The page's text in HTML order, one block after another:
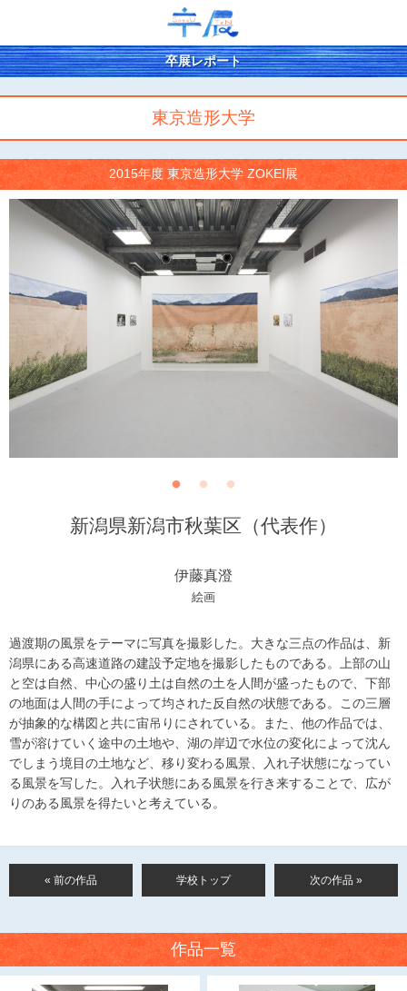
卒展レポート
東京造形大学
2015年度 東京造形大学 ZOKEI展
新潟県新潟市秋葉区（代表作）
伊藤真澄
絵画
過渡期の風景をテーマに写真を撮影した。大きな三点の作品は、新
潟県にある高速道路の建設予定地を撮影したものである。上部の山
と空は自然、中心の盛り土は自然の土を人間が盛ったもので、下部
の地面は人間の手によって均された反自然の状態である。この三層
が抽象的な構図と共に宙吊りにされている。また、他の作品では、
雪が溶けていく途中の土地や、湖の岸辺で水位の変化によって沈ん
でしまう境目の土地など、移り変わる風景、入れ子状態になってい
る風景を写した。入れ子状態にある風景を行き来することで、広が
りのある風景を得たいと考えている。
« 前の作品 学校トップ 次の作品 »
作品一覧